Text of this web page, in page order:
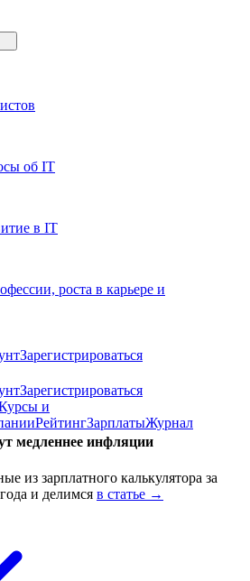
об IT
в IT
роста в карьере и
Зарегистрироваться
Зарегистрироваться
и
РейтингЗарплатыЖурнал
медленнее инфляции
из зарплатного калькулятора за
и делимся в статье →